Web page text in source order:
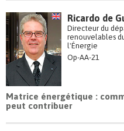
Ricardo de
Directeur du
renouvelables
l'Énergie
Op-AA-21
Matrice énergétique :
peut contribuer